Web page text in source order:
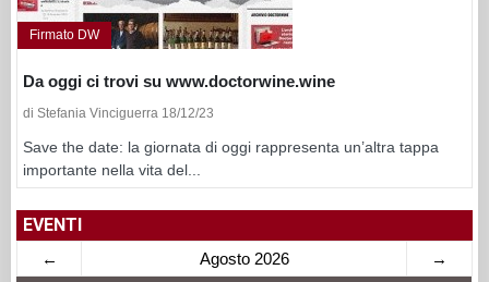
Firmato DW
Da oggi ci trovi su www.doctorwine.wine
di Stefania Vinciguerra 18/12/23
Save the date: la giornata di oggi rappresenta un’altra tappa
importante nella vita del...
EVENTI
← Agosto 2026 →